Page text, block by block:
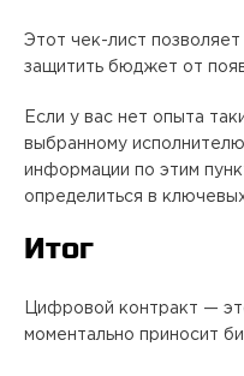
Этот чек-лист
защитить бюджет от
Если у вас нет опыта
выбранному
информации по этим
определиться в
Итог
Цифровой контракт —
моментально приносит